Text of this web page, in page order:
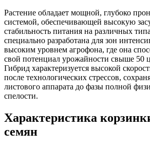
Растение обладает мощной, глубоко
системой, обеспечивающей высокую
стабильность питания на различных
специально разработана для зон
высоким уровнем агрофона, где она
свой потенциал урожайности свыше 50
Гибрид характеризуется высокой
после технологических стрессов,
листового аппарата до фазы полной
спелости.
Характеристика
семян